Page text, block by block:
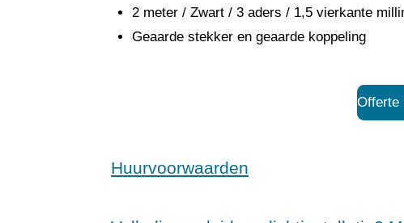
2 meter / Zwart / 3 aders / 1,5 vierkante
Geaarde stekker en geaarde koppeling
Offerte
Huurvoorwaarden